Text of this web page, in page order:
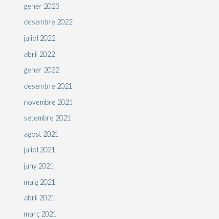
gener 2023
desembre 2022
juliol 2022
abril 2022
gener 2022
desembre 2021
novembre 2021
setembre 2021
agost 2021
juliol 2021
juny 2021
maig 2021
abril 2021
març 2021